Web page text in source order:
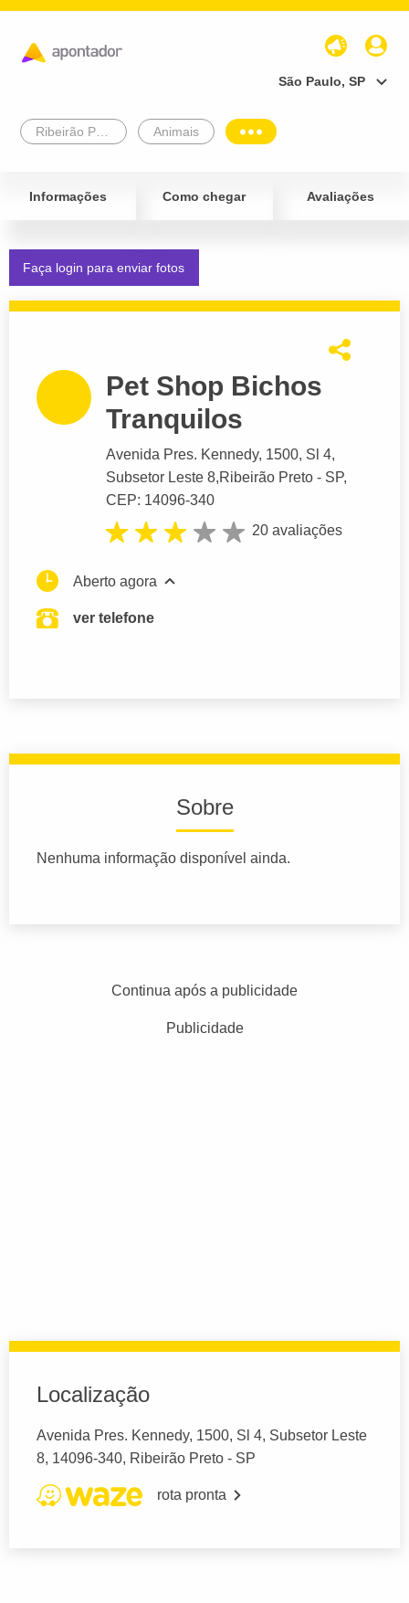
São Paulo, SP
Animais
Informações Como chegar Avaliações
Faça login para enviar fotos
Pet Shop Bichos
Tranquilos
Avenida Pres. Kennedy, 1500, Sl 4,
Subsetor Leste 8,Ribeirão Preto - SP,
CEP: 14096-340
20 avaliações
Aberto agora
ver telefone
Sobre
Nenhuma informação disponível ainda.
Continua após a publicidade
Publicidade
Localização
Avenida Pres. Kennedy, 1500, Sl 4, Subsetor Leste
8, 14096-340, Ribeirão Preto - SP
rota pronta